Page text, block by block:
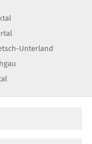
Unterland